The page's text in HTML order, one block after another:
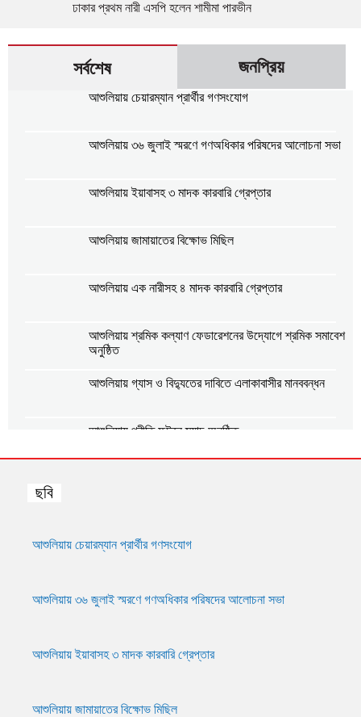
ঢাকার প্রথম নারী এসপি হলেন শামীমা পারভীন
সর্বশেষ জনপ্রিয়
আশুলিয়ায় চেয়ারম্যান প্রার্থীর গণসংযোগ
আশুলিয়ায় ৩৬ জুলাই স্মরণে গণঅধিকার পরিষদের আলোচনা সভা
আশুলিয়ায় ইয়াবাসহ ৩ মাদক কারবারি গ্রেপ্তার
আশুলিয়ায় জামায়াতের বিক্ষোভ মিছিল
আশুলিয়ায় এক নারীসহ ৪ মাদক কারবারি গ্রেপ্তার
আশুলিয়ায় শ্রমিক কল্যাণ ফেডারেশনের উদ্যোগে শ্রমিক সমাবেশ
অনুষ্ঠিত
আশুলিয়ায় গ্যাস ও বিদ্যুতের দাবিতে এলাকাবাসীর মানববন্ধন
আশুলিয়ায় প্রীতি ফুটবল ম্যাচ অনুষ্ঠিত
পালানোর চেষ্টা, গ্রেপ্তার ২
ছবি
আশুলিয়ায় চেয়ারম্যান প্রার্থীর গণসংযোগ
আশুলিয়ায় ৩৬ জুলাই স্মরণে গণঅধিকার পরিষদের আলোচনা সভা
আশুলিয়ায় ইয়াবাসহ ৩ মাদক কারবারি গ্রেপ্তার
আশুলিয়ায় জামায়াতের বিক্ষোভ মিছিল